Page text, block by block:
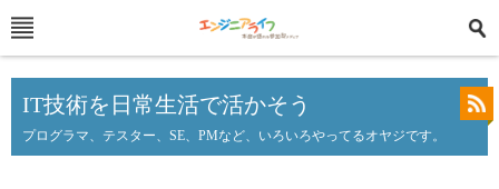
IT技術を日常生活で活かそう
プログラマ、テスター、SE、PMなど、いろいろやってるオヤジです。